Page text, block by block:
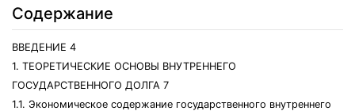
Содержание
ВВЕДЕНИЕ 4
1. ТЕОРЕТИЧЕСКИЕ ОСНОВЫ ВНУТРЕННЕГО
ГОСУДАРСТВЕННОГО ДОЛГА 7
1.1. Экономическое содержание государственного внутреннего